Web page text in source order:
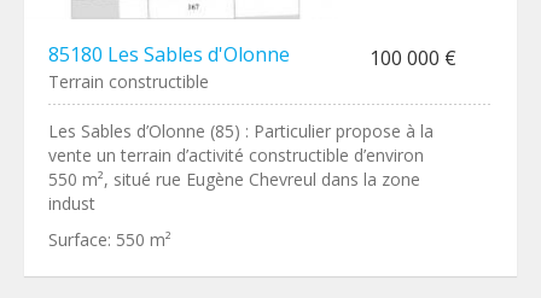
85180 Les Sables d'Olonne 100 000 €
Terrain constructible
Les Sables d’Olonne (85) : Particulier propose à la
vente un terrain d’activité constructible d’environ
550 m², situé rue Eugène Chevreul dans la zone
indust
Surface: 550 m²